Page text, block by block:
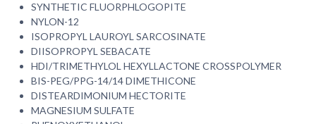
SYNTHETIC FLUORPHLOGOPITE
NYLON-12
ISOPROPYL LAUROYL SARCOSINATE
DIISOPROPYL SEBACATE
HDI/TRIMETHYLOL HEXYLLACTONE CROSSPOLYMER
BIS-PEG/PPG-14/14 DIMETHICONE
DISTEARDIMONIUM HECTORITE
MAGNESIUM SULFATE